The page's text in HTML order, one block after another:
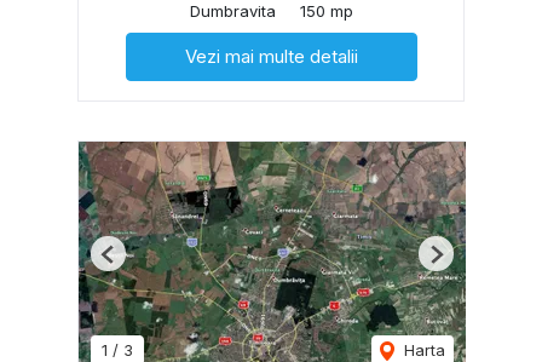
Dumbravita
150 mp
Vezi mai multe detalii
1 / 3 Harta
Previous Next